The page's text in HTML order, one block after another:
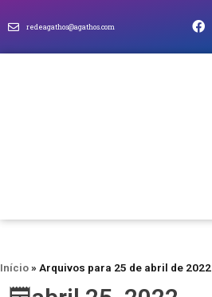
redeagathos@agathos.com
Início» Arquivos para 25 de abril de 2022